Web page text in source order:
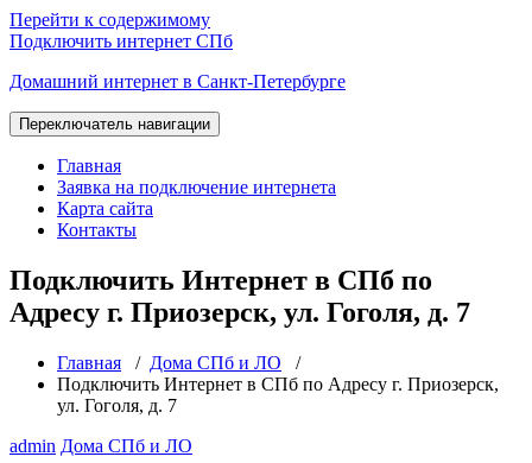
Перейти к содержимому
Подключить интернет СПб
Домашний интернет в Санкт-Петербурге
Переключатель навигации
Главная
Заявка на подключение интернета
Карта сайта
Контакты
Подключить Интернет в СПб по
Адресу г. Приозерск, ул. Гоголя, д. 7
Главная / Дома СПб и ЛО /
Подключить Интернет в СПб по Адресу г. Приозерск,
ул. Гоголя, д. 7
admin Дома СПб и ЛО